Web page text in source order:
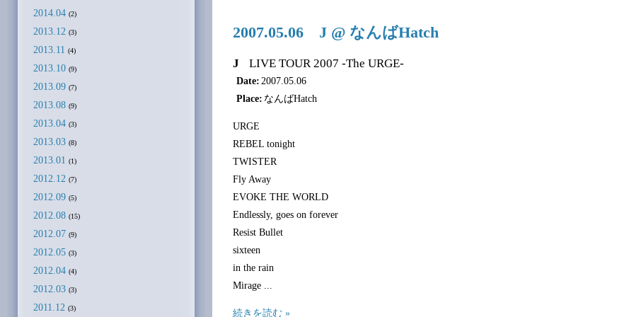
2007.05.06 J @ なんばHatch
J LIVE TOUR 2007 -The URGE-
Date: 2007.05.06
Place: なんばHatch
URGE
REBEL tonight
TWISTER
Fly Away
EVOKE THE WORLD
Endlessly, goes on forever
Resist Bullet
sixteen
in the rain
Mirage ...
続きを読む »
2014.04 (2)
2013.12 (3)
2013.11 (4)
2013.10 (9)
2013.09 (7)
2013.08 (9)
2013.04 (3)
2013.03 (8)
2013.01 (1)
2012.12 (7)
2012.09 (5)
2012.08 (15)
2012.07 (9)
2012.05 (3)
2012.04 (4)
2012.03 (3)
2011.12 (3)